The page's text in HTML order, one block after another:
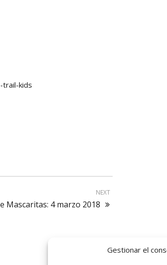
Gestionar el
trail-kids
NEXT
Mascaritas: 4 marzo 2018
logo